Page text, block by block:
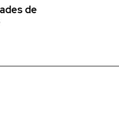
de